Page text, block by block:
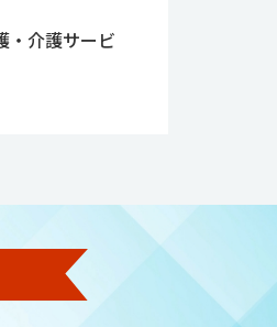
・介護サービ